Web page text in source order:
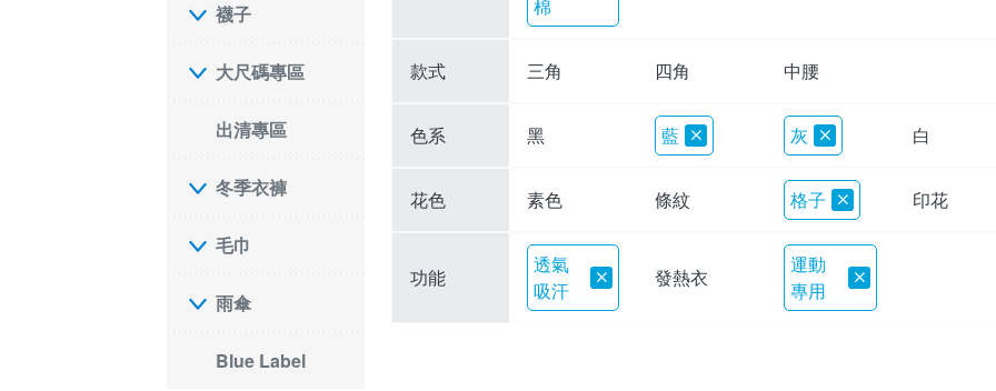
襪子
大尺碼專區
出清專區
冬季衣褲
毛巾
雨傘
Blue Label
棉
款式 三角 四角 中腰
色系 黑 藍 灰 白
花色 素色 條紋 格子 印花
功能
透氣
吸汗
發熱衣
運動
專用